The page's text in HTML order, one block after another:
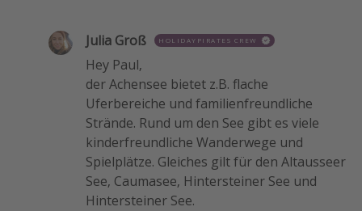
Julia Groß HOLIDAYPIRATES CREW
Hey Paul,
der Achensee bietet z.B. flache
Uferbereiche und familienfreundliche
Strände. Rund um den See gibt es viele
kinderfreundliche Wanderwege und
Spielplätze. Gleiches gilt für den Altausseer
See, Caumasee, Hintersteiner See und
Hintersteiner See.